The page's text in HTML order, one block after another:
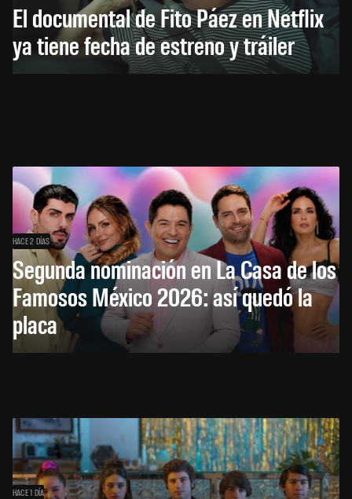
El documental de Fito Páez en Netflix
ya tiene fecha de estreno y tráiler
HACE 2 DÍAS
Segunda nominación en La Casa de los
Famosos México 2026: así quedó la
placa
HACE 1 DÍA